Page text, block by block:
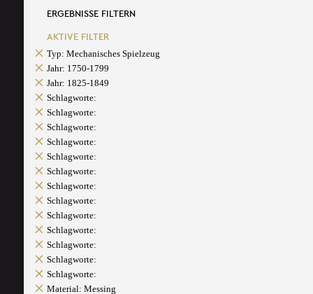
ERGEBNISSE FILTERN
AKTIVE FILTER
Typ: Mechanisches Spielzeug
Jahr: 1750-1799
Jahr: 1825-1849
Schlagworte:
Schlagworte:
Schlagworte:
Schlagworte:
Schlagworte:
Schlagworte:
Schlagworte:
Schlagworte:
Schlagworte:
Schlagworte:
Schlagworte:
Schlagworte:
Schlagworte:
Material: Messing